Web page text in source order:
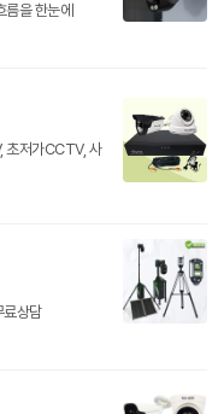
을 한눈에
초저가CCTV, 사
료상담